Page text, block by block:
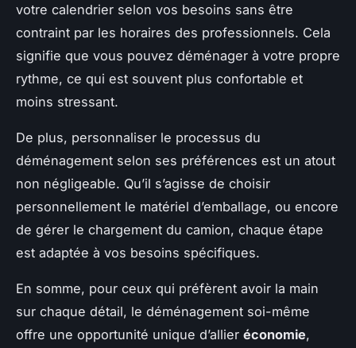
votre calendrier selon vos besoins sans être
contraint par les horaires des professionnels. Cela
signifie que vous pouvez déménager à votre propre
rythme, ce qui est souvent plus confortable et
moins stressant.
De plus, personnaliser le processus du
déménagement selon ses préférences est un atout
non négligeable. Qu’il s’agisse de choisir
personnellement le matériel d’emballage, ou encore
de gérer le chargement du camion, chaque étape
est adaptée à vos besoins spécifiques.
En somme, pour ceux qui préfèrent avoir la main
sur chaque détail, le déménagement soi-même
offre une opportunité unique d’allier économie,